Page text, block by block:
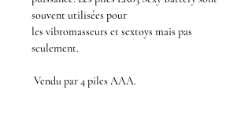
souvent utilisées pour
les vibromasseurs et sextoys mais pas
seulement.
Vendu par 4piles AAA.